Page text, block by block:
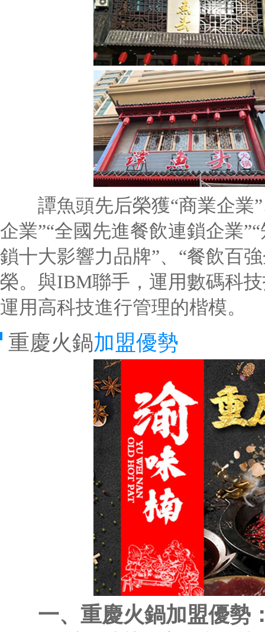
譚魚頭先后榮獲“商業企業”
企業”“全國先進餐飲連鎖企業
鎖十大影響力品牌”、“餐飲百
榮。與IBM聯手，運用數碼科
運用高科技進行管理的楷模。
重慶火鍋加盟優勢
一、重慶火鍋加盟優勢